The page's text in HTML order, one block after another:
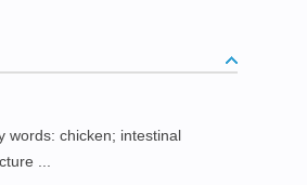
words: chicken; intestinal
...